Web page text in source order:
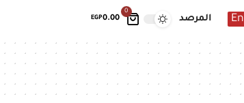
0
EGP0.00 En المرصد